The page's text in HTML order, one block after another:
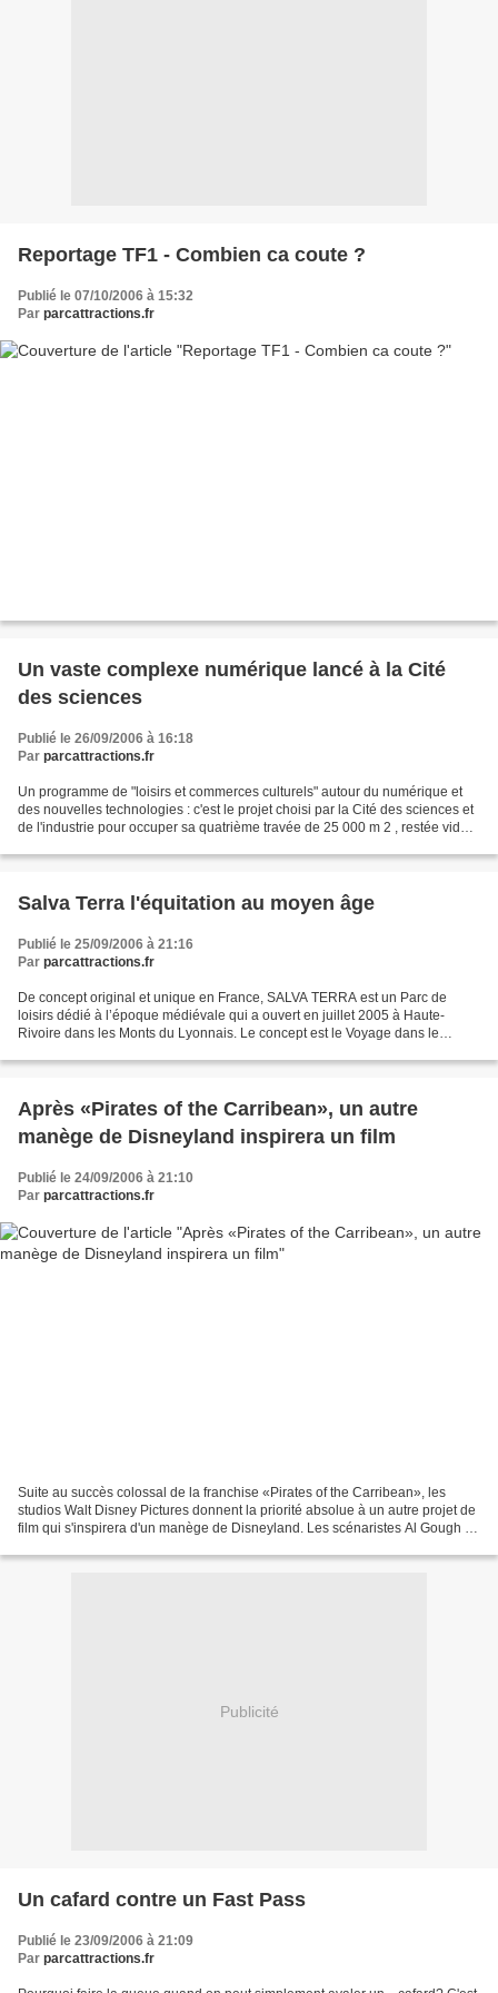
Reportage TF1 - Combien ca coute ?
Publié le 07/10/2006 à 15:32
Par parcattractions.fr
Un vaste complexe numérique lancé à la Cité
des sciences
Publié le 26/09/2006 à 16:18
Par parcattractions.fr
Un programme de "loisirs et commerces culturels" autour du numérique et
des nouvelles technologies : c'est le projet choisi par la Cité des sciences et
de l'industrie pour occuper sa quatrième travée de 25 000 m 2 , restée vide
Salva Terra l'équitation au moyen âge
Publié le 25/09/2006 à 21:16
Par parcattractions.fr
De concept original et unique en France, SALVA TERRA est un Parc de
loisirs dédié à l’époque médiévale qui a ouvert en juillet 2005 à Haute-
Rivoire dans les Monts du Lyonnais. Le concept est le Voyage dans le
Après «Pirates of the Carribean», un autre
manège de Disneyland inspirera un film
Publié le 24/09/2006 à 21:10
Par parcattractions.fr
Suite au succès colossal de la franchise «Pirates of the Carribean», les
studios Walt Disney Pictures donnent la priorité absolue à un autre projet de
film qui s'inspirera d'un manège de Disneyland. Les scénaristes Al Gough et
Publicité
Un cafard contre un Fast Pass
Publié le 23/09/2006 à 21:09
Par parcattractions.fr